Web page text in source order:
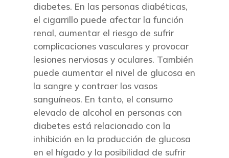
diabetes. En las personas diabéticas,
el cigarrillo puede afectar la función
renal, aumentar el riesgo de sufrir
complicaciones vasculares y provocar
lesiones nerviosas y oculares. También
puede aumentar el nivel de glucosa en
la sangre y contraer los vasos
sanguíneos. En tanto, el consumo
elevado de alcohol en personas con
diabetes está relacionado con la
inhibición en la producción de glucosa
en el hígado y la posibilidad de sufrir